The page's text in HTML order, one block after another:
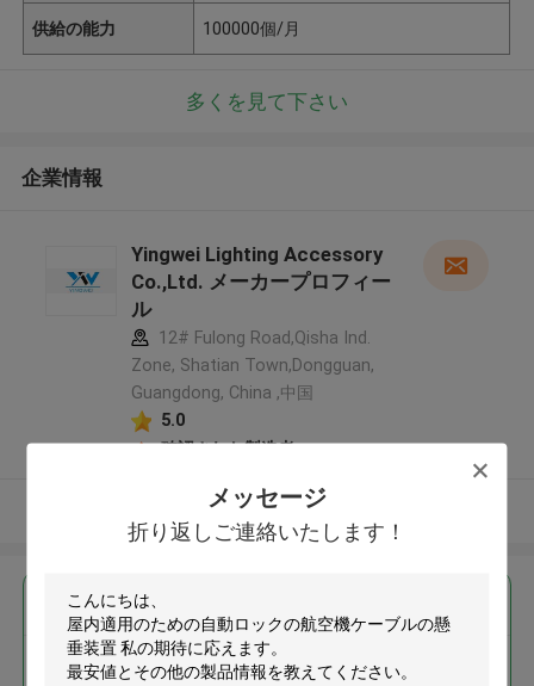
メッセージ
折り返しご連絡いたします！
供給の能力 100000個/月
多くを見て下さい
企業情報
Yingwei Lighting Accessory
Co.,Ltd. メーカープロフィー
ル
12# Fulong Road,Qisha Ind.
Zone, Shatian Town,Dongguan,
Guangdong, China ,中国
5.0
確認された製造者
多くを見て下さい
屋内適用のための自動ロックの